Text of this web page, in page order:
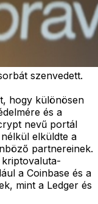
szenvedett.
hogy különösen
és a
nevű portál
elküldte a
partnereinek.
a Coinbase és a
mint a Ledger és